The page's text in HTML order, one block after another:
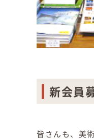
新会員
皆さんも、美